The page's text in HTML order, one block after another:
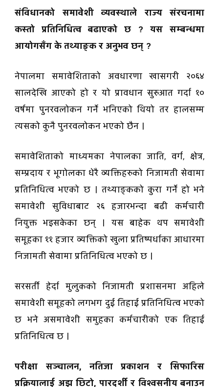
संविधानको समावेशी व्यवस्थाले राज्य संरचनामा
कस्तो प्रतिनिधित्व बढाएको छ ? यस सम्बन्धमा
आयोगसँग के तथ्याङ्क र अनुभव छन् ?
नेपालमा समावेशिताको अवधारणा खासगरी २०६४
सालदेखि आएको हो र यो प्रावधान सुरुआत गर्दा १०
वर्षमा पुनरवलोकन गर्ने भनिएको थियो तर हालसम्म
त्यसको कुनै पुनरवलोकन भएको छैन ।
समावेशिताको माध्यमका नेपालका जाति, वर्ग, क्षेत्र,
सम्प्रदाय र भूगोलका धेरै व्यक्तिहरुको निजामती सेवामा
प्रतिनिधित्व भएको छ । तथ्याङ्कको कुरा गर्ने हो भने
समावेशी सुविधाबाट २६ हजारभन्दा बढी कर्मचारी
नियुक्त भइसकेका छन् । यस बाहेक थप समावेशी
समूहका ११ हजार व्यक्तिको खुला प्रतिष्पर्धाका आधारमा
निजामती सेवामा प्रतिनिधित्व भएको छ ।
सरसर्ती हेर्दा मुलुकको निजामती प्रशासनमा अहिले
समावेशी समूहको लगभग दुई तिहाई प्रतिनिधित्व भएको
छ भने असमावेशी समुहका कर्मचारीको एक तिहाई
प्रतिनिधित्व छ ।
परीक्षा सञ्चालन, नतिजा प्रकाशन र सिफारिस
प्रक्रियालाई अझ छिटो, पारदर्शी र विश्वसनीय बनाउन